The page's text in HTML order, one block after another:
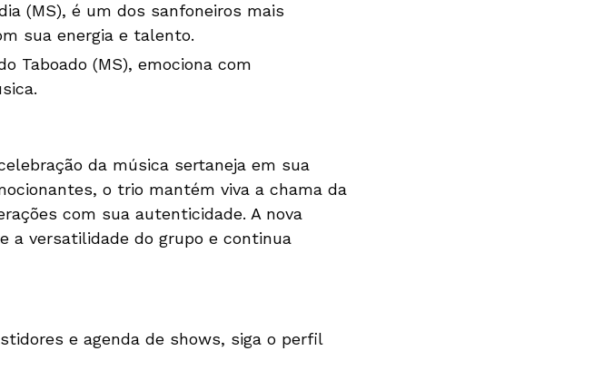
(MS), é um dos sanfoneiros mais
sua energia e talento.
Taboado (MS), emociona com
da música sertaneja em sua
o trio mantém viva a chama da
com sua autenticidade. A nova
a versatilidade do grupo e continua
e agenda de shows, siga o perfil